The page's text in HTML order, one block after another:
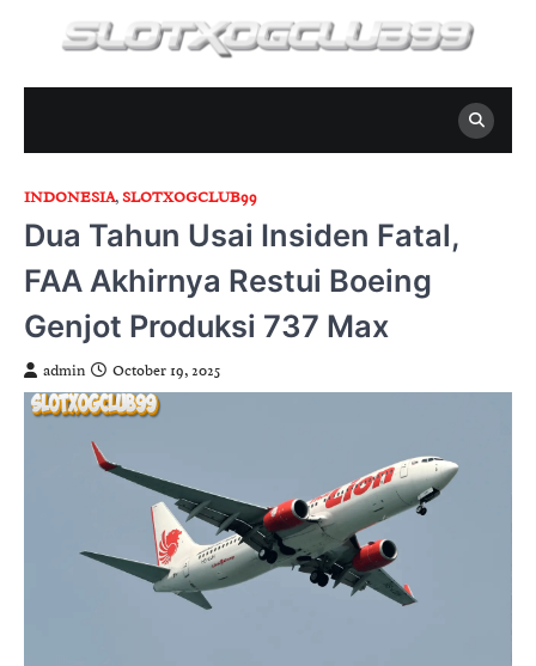
INDONESIA,SLOTXOGCLUB99
Dua Tahun Usai Insiden Fatal,
FAA Akhirnya Restui Boeing
Genjot Produksi 737 Max
admin October 19, 2025